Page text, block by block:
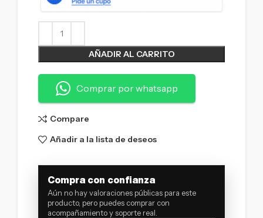
AÑADIR AL CARRITO
Comprar por whatsapp
Compare
Añadir a la lista de deseos
Compra con confianza
Aún no hay valoraciones públicas para este
producto, pero puedes comprar con
acompañamiento y soporte real.